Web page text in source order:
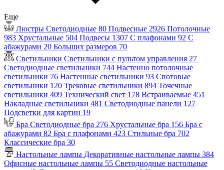
Еще
Люстры Светодиодные 80 Подвесные 2926 Потолочные
983 Хрустальные 504 Подвесы 1307 С плафонами 92 С
абажурами 20 Больших размеров 70
Светильники Светильники с пультом управления 27
Светодиодные светильники 744 Настенно потолочные
светильники 76 Настенные светильники 93 Спотовые
светильники 120 Трековые светильники 894 Точечные
светильники 409 Технический свет 178 Встраиваемые 451
Накладные светильники 481 Светодиодные панели 127
Подсветки для картин 19
Бра Светодиодные бра 276 Хрустальные бра 156 Бра с
абажурами 82 Бра с плафонами 423 Стильные бра 702
Классические бра 30
Настольные лампы Декоративные настольные лампы 384
Офисные настольные лампы 55 Светодиодные настольные